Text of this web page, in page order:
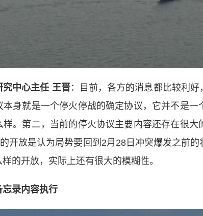
究中心主任 王晋：目前，各方的消息都比较利
身就是一个停火停战的确定协议，它并不是
。第二，当前的停火协议主要内容还存在很
开放是认为局势要回到2月28日冲突爆发之前
的开放，实际上还有很大的模糊性。
录内容执行